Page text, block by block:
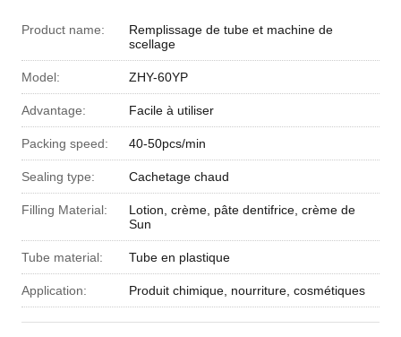
Product name:
Remplissage de tube et machine de
scellage
Model: ZHY-60YP
Advantage: Facile à utiliser
Packing speed: 40-50pcs/min
Sealing type: Cachetage chaud
Filling Material:
Lotion, crème, pâte dentifrice, crème de
Sun
Tube material: Tube en plastique
Application: Produit chimique, nourriture, cosmétiques